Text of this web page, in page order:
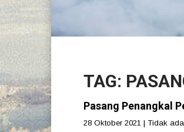
TAG:
Pasang Penangkal
28 Oktober 2021 | Tidak